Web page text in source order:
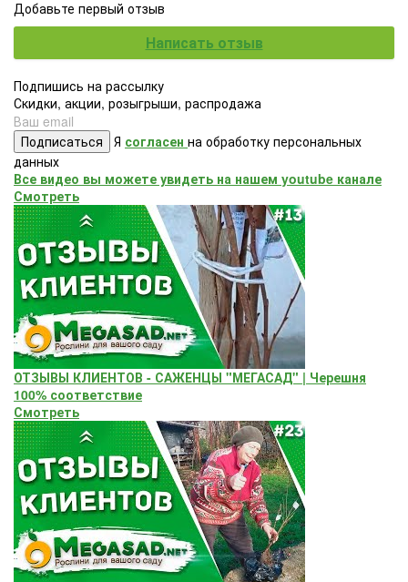
Добавьте первый отзыв
Написать отзыв
Подпишись на рассылку
Скидки, акции, розыгрыши, распродажа
Подписаться Я согласен на обработку персональных
данных
Все видео вы можете увидеть на нашем youtube канале
Смотреть
ОТЗЫВЫ КЛИЕНТОВ - САЖЕНЦЫ "МЕГАСАД" | Черешня
100% соответствие
Смотреть